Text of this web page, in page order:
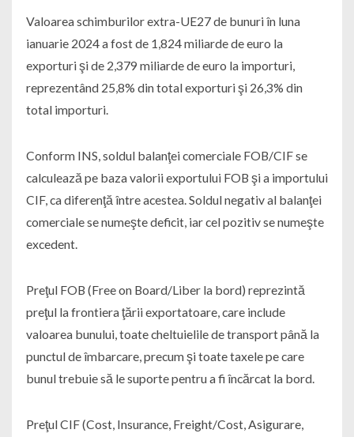
Valoarea schimburilor extra-UE27 de bunuri în luna
ianuarie 2024 a fost de 1,824 miliarde de euro la
exporturi şi de 2,379 miliarde de euro la importuri,
reprezentând 25,8% din total exporturi şi 26,3% din
total importuri.
Conform INS, soldul balanţei comerciale FOB/CIF se
calculează pe baza valorii exportului FOB şi a importului
CIF, ca diferenţă între acestea. Soldul negativ al balanţei
comerciale se numeşte deficit, iar cel pozitiv se numeşte
excedent.
Preţul FOB (Free on Board/Liber la bord) reprezintă
preţul la frontiera ţării exportatoare, care include
valoarea bunului, toate cheltuielile de transport până la
punctul de îmbarcare, precum şi toate taxele pe care
bunul trebuie să le suporte pentru a fi încărcat la bord.
Preţul CIF (Cost, Insurance, Freight/Cost, Asigurare,